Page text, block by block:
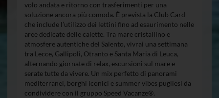
volo andata e ritorno con trasferimenti per una
soluzione ancora più comoda. È prevista la Club Card
che include l’utilizzo dei lettini fino ad esaurimento nelle
aree dedicate delle calette. Tra mare cristallino e
atmosfere autentiche del Salento, vivrai una settimana
tra Lecce, Gallipoli, Otranto e Santa Maria di Leuca,
alternando giornate di relax, escursioni sul mare e
serate tutte da vivere. Un mix perfetto di panorami
mediterranei, borghi iconici e summer vibes pugliesi da
condividere con il gruppo Speed Vacanze®.